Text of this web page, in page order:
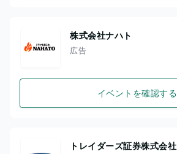
株式会社ナハト
広告
イベントを確認する
トレイダーズ証券株式会社